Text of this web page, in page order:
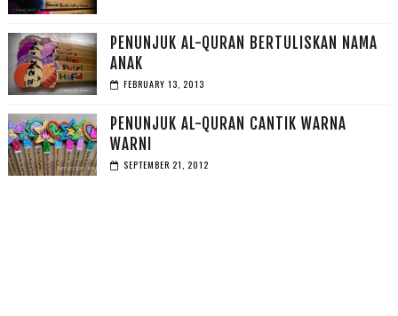
PENUNJUK AL-QURAN BERTULISKAN NAMA
ANAK
FEBRUARY 13, 2013
PENUNJUK AL-QURAN CANTIK WARNA
WARNI
SEPTEMBER 21, 2012